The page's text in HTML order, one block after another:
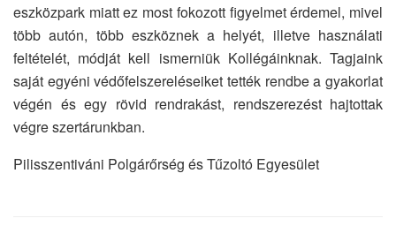
eszközpark miatt ez most fokozott figyelmet érdemel, mivel
több autón, több eszköznek a helyét, illetve használati
feltételét, módját kell ismerniük Kollégáinknak. Tagjaink
saját egyéni védőfelszereléseiket tették rendbe a gyakorlat
végén és egy rövid rendrakást, rendszerezést hajtottak
végre szertárunkban.
Pilisszentiváni Polgárőrség és Tűzoltó Egyesület